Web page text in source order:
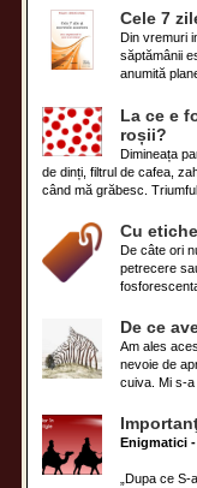
Cele 7
Din vremuri
săptămânii
anumită
La ce e
roșii?
Dimineața
de dinți, filtrul de cafea,
când mă grăbesc.
Cu
De câte ori
petrecere
De ce
Am ales
nevoie de
cuiva. Mi s-a
Enigmatici -
„Dupa ce